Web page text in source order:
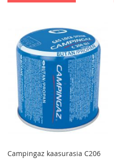
Campingaz kaasurasia C206